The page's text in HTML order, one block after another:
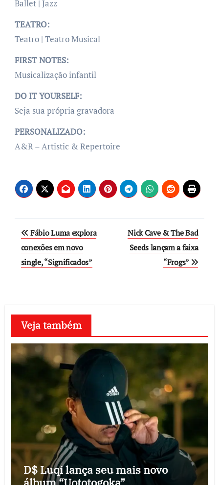
Ballet | Jazz
TEATRO:
Teatro | Teatro Musical
FIRST NOTES:
Musicalização infantil
DO IT YOURSELF:
Seja sua própria gravadora
PERSONALIZADO:
A&R – Artistic & Repertoire
Post
navigation
Fábio Luma explora
conexões em novo
single, “Significados”
Nick Cave & The Bad
Seeds lançam a faixa
“Frogs”
Veja também
D$ Luqi lança seu mais novo